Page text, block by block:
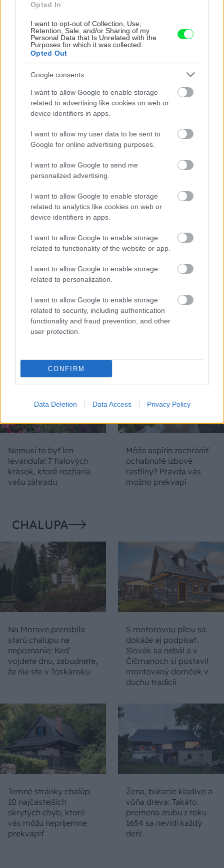
Opted In
I want to opt-out of Collection, Use,
Retention, Sale, and/or Sharing of my
Personal Data that Is Unrelated with the
Purposes for which it was collected.
Opted Out
Google consents
I want to allow Google to enable storage
related to advertising like cookies on web or
device identifiers in apps.
I want to allow my user data to be sent to
Google for online advertising purposes.
I want to allow Google to send me
personalized advertising.
I want to allow Google to enable storage
related to analytics like cookies on web or
device identifiers in apps.
I want to allow Google to enable storage
related to functionality of the website or app.
I want to allow Google to enable storage
related to personalization.
I want to allow Google to enable storage
related to security, including authentication
functionality and fraud prevention, and other
user protection.
CONFIRM
Data Deletion Data Access Privacy Policy
Chcete dominantu interiéru,
Vyrobte si takéto masívne
orechové svietidlo
potrubia v
ako to vyriešiť
ZÁHRADA
5 trvaliek s
panašovanými listami,
ktoré dodajú vášmu
záhonu celosezónny
Trvalky, ktoré znesú
sucho a teplo? Tieto
vysaďte na miesta, na
Nemusí to byť len
levanduľa! 7 fialových
krások, ktoré rozžiaria
vašu záhradu
Môže aspirín zachrániť
ochabnuté izbové
rastliny? Pravda vás
možno prekvapí
CHALUPA
Na Morave prerobila
starú chalupu na
nepoznanie: Keď
vojdete dnu, zabudnete,
že nie ste v Toskánsku
S motorovou pílou sa
dokáže aj podpísať.
Slovák sa nebál a v
Čičmanoch si postavil
montovaný domček v
duchu tradícií
Temné stránky chalúp:
10 najčastejších
skrytých chýb, ktoré
vás môžu nepríjemne
prekvapiť
Žena, búracie kladivo a
vôňa dreva: Takáto
premena zrubu z roku
1654 sa nevidí každý
deň!